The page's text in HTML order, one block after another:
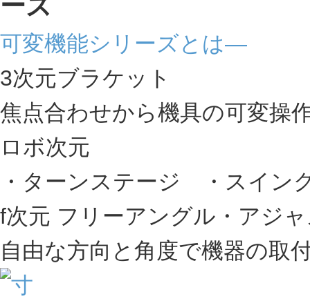
可変機能シリーズとは―
3次元ブラケット
焦点合わせから機具の可変操
ロボ次元
・ターンステージ ・スイン
f次元 フリーアングル・アジ
自由な方向と角度で機器の取